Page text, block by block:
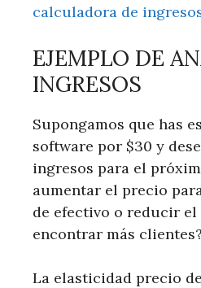
calculadora de
EJEMPLO DE
INGRESOS
Supongamos que has
software por $30 y
ingresos para el
aumentar el precio
de efectivo o reducir
encontrar más clientes?
La elasticidad precio